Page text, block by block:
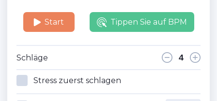
Start Tippen Sie auf BPM
Schläge
Stress zuerst schlagen